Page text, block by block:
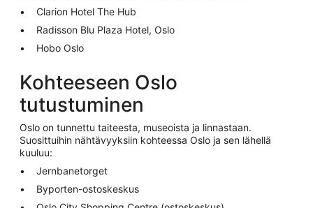
Clarion Hotel The Hub
Radisson Blu Plaza Hotel, Oslo
Hobo Oslo
Kohteeseen Oslo
tutustuminen
Oslo on tunnettu taiteesta, museoista ja linnastaan.
Suosittuihin nähtävyyksiin kohteessa Oslo ja sen lähellä
kuuluu:
Jernbanetorget
Byporten-ostoskeskus